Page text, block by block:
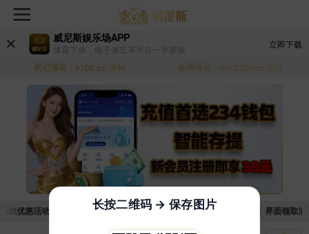
威尼斯娱乐场APP
体育下单，电子游艺等尽在一手掌握
立即下载
易记域名： v100.cc 复制 备用域名： vv20261.cc 复制
取优惠活动的手续麻烦，已新增优惠系统，现在可以前往【福利中心】界面领取
长按二维码 → 保存图片